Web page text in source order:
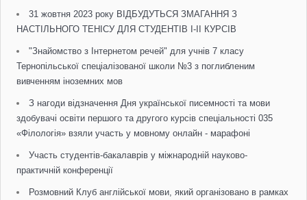
31 жовтня 2023 року ВІДБУДУТЬСЯ ЗМАГАННЯ З
НАСТІЛЬНОГО ТЕНІСУ ДЛЯ СТУДЕНТІВ I-II КУРСІВ
"Знайомство з Інтернетом речей" для учнів 7 класу
Тернопільської спеціалізованої школи №3 з поглибленим
вивченням іноземних мов
З нагоди відзначення Дня української писемності та мови
здобувачі освіти першого та другого курсів спеціальності 035
«Філологія» взяли участь у мовному онлайн - марафоні
Участь студентів-бакалаврів у міжнародній науково-
практичній конференції
Розмовний Клуб англійської мови, який організовано в рамках